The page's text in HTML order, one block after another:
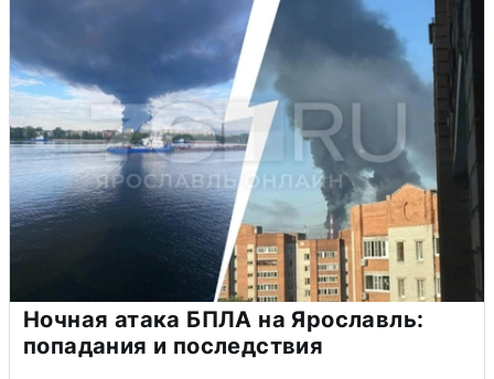
Ночная атака БПЛА на Ярославль:
попадания и последствия